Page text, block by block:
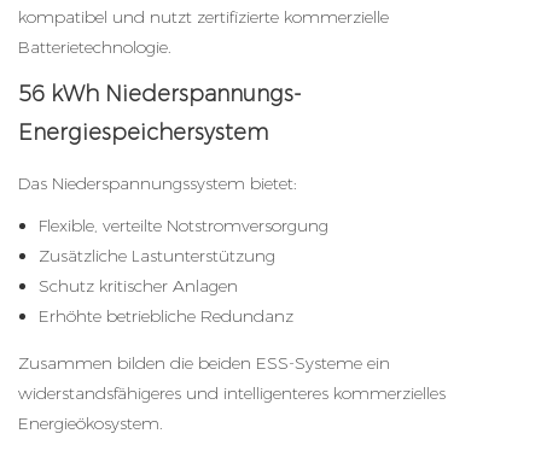
kompatibel und nutzt zertifizierte kommerzielle
Batterietechnologie.
56 kWh Niederspannungs-
Energiespeichersystem
Das Niederspannungssystem bietet:
Flexible, verteilte Notstromversorgung
Zusätzliche Lastunterstützung
Schutz kritischer Anlagen
Erhöhte betriebliche Redundanz
Zusammen bilden die beiden ESS-Systeme ein
widerstandsfähigeres und intelligenteres kommerzielles
Energieökosystem.